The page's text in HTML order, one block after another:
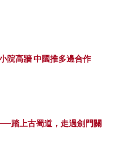
院高牆 中國推多邊合作
踏上古蜀道，走過劍門關